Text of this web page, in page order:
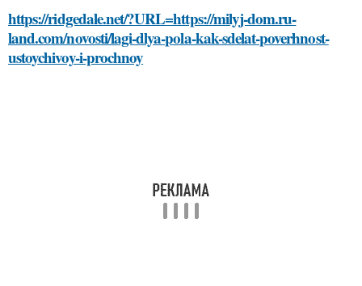
https://ridgedale.net/?URL=https://milyj-dom.ru-
land.com/novosti/lagi-dlya-pola-kak-sdelat-poverhnost-
ustoychivoy-i-prochnoy